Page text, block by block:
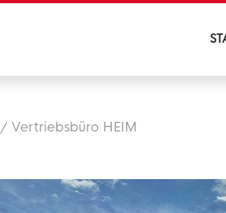
/Vertriebsbüro HEIM